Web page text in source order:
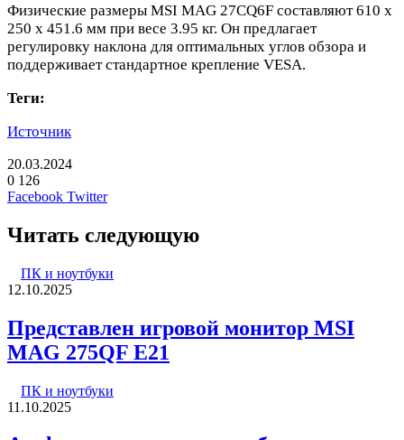
Физические размеры MSI MAG 27CQ6F составляют 610 х
250 х 451.6 мм при весе 3.95 кг. Он предлагает
регулировку наклона для оптимальных углов обзора и
поддерживает стандартное крепление VESA.
Теги:
Источник
20.03.2024
0 126
Facebook TwitterLinkedIn
Pinterest
Вконтакте
Одноклассники
Skype
WhatsApp
Telegram
Viber
Читать следующую
ПК и ноутбуки
12.10.2025
Представлен игровой монитор MSI
MAG 275QF E21
ПК и ноутбуки
11.10.2025